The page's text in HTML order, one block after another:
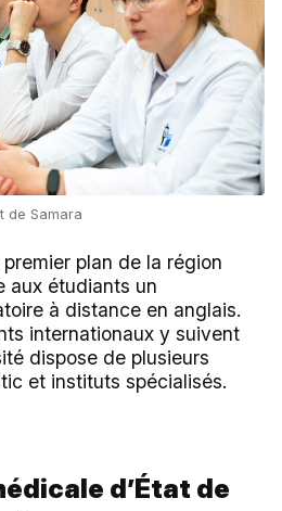
de Samara
plan de la région
aux étudiants un
à distance en anglais.
internationaux y suivent
dispose de plusieurs
et instituts spécialisés.
d’État de